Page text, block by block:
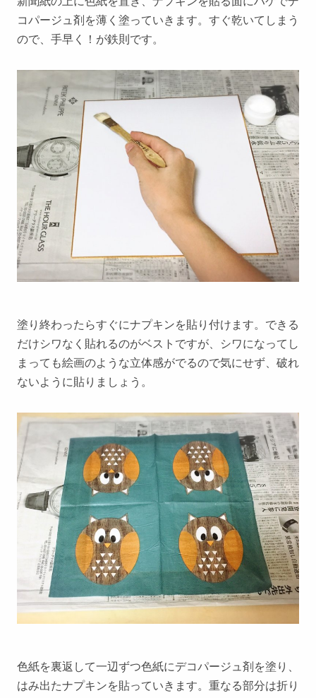
コパージュ剤を薄く塗っていきます。すぐ乾いてしまう
ので、手早く！が鉄則です。
塗り終わったらすぐにナプキンを貼り付けます。できる
だけシワなく貼れるのがベストですが、シワになってし
まっても絵画のような立体感がでるので気にせず、破れ
ないように貼りましょう。
色紙を裏返して一辺ずつ色紙にデコパージュ剤を塗り、
はみ出たナプキンを貼っていきます。重なる部分は折り